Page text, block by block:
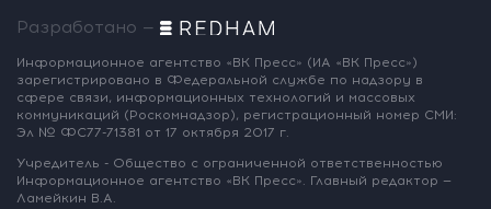
Разработано —
Информационное агентство «ВК Пресс» (ИА «ВК Пресс»)
зарегистрировано в Федеральной службе по надзору в
сфере связи, информационных технологий и массовых
коммуникаций (Роскомнадзор), регистрационный номер СМИ:
Эл № ФС77-71381 от 17 октября 2017 г.
Учредитель - Общество с ограниченной ответственностью
Информационное агентство «ВК Пресс». Главный редактор —
Ламейкин В.А.